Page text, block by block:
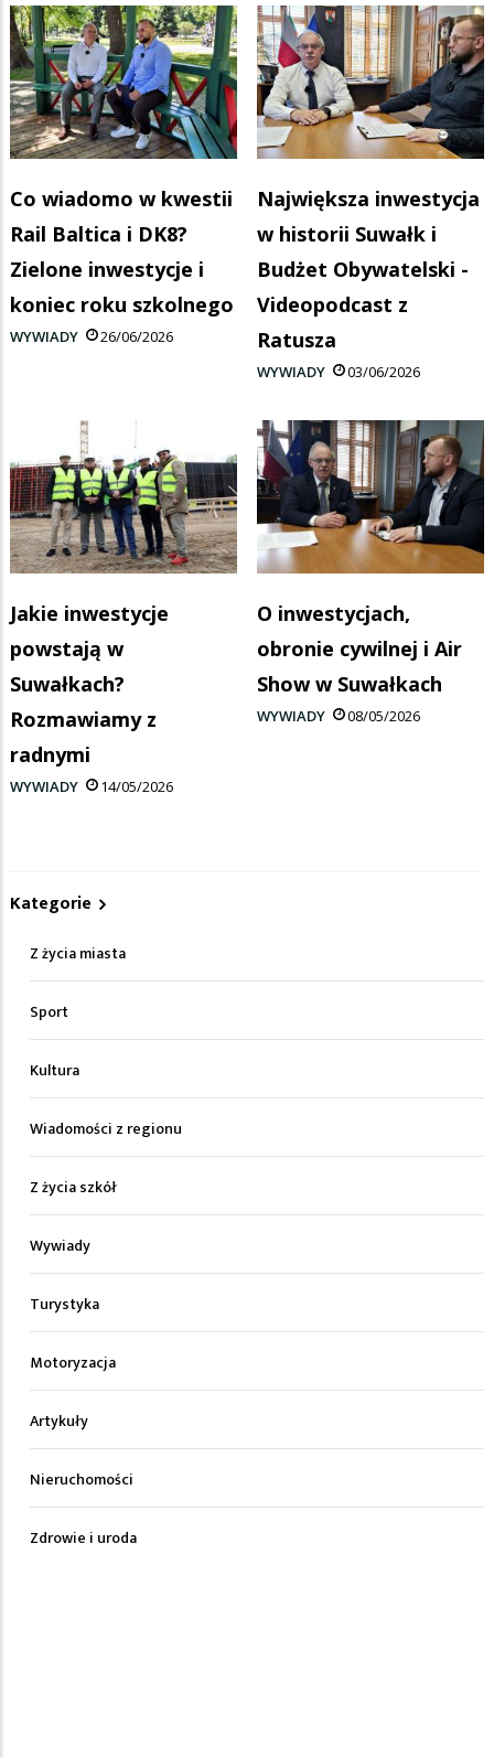
Co wiadomo w kwestii
Rail Baltica i DK8?
Zielone inwestycje i
koniec roku szkolnego
WYWIADY 26/06/2026
Największa inwestycja
w historii Suwałk i
Budżet Obywatelski -
Videopodcast z
Ratusza
WYWIADY 03/06/2026
Jakie inwestycje
powstają w
Suwałkach?
Rozmawiamy z
radnymi
WYWIADY 14/05/2026
O inwestycjach,
obronie cywilnej i Air
Show w Suwałkach
WYWIADY 08/05/2026
Kategorie
Z życia miasta
Sport
Kultura
Wiadomości z regionu
Z życia szkół
Wywiady
Turystyka
Motoryzacja
Artykuły
Nieruchomości
Zdrowie i uroda